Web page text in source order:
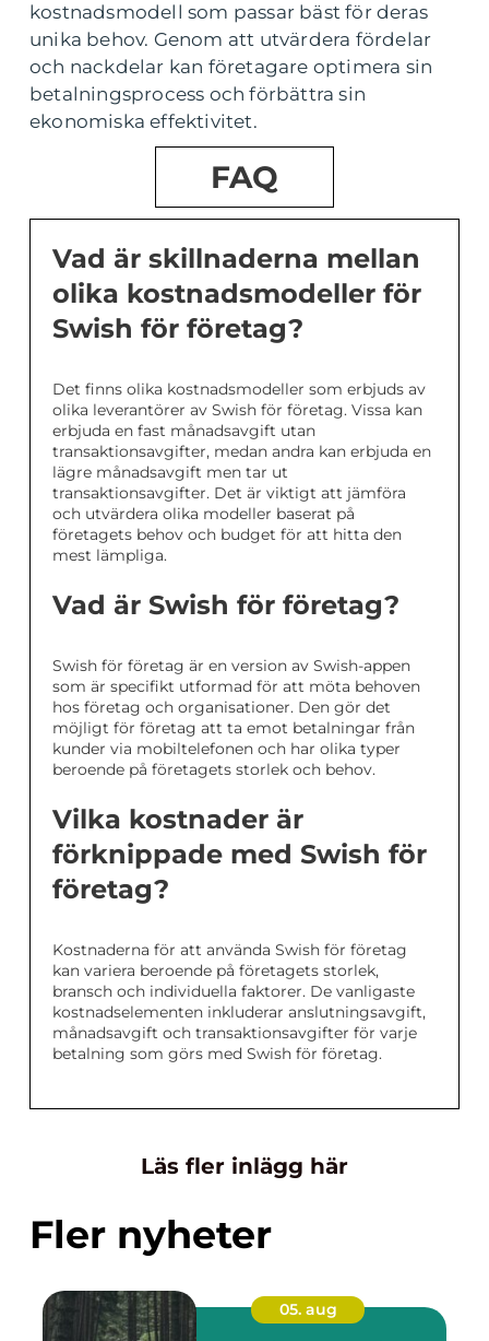
kostnadsmodell som passar bäst för deras
unika behov. Genom att utvärdera fördelar
och nackdelar kan företagare optimera sin
betalningsprocess och förbättra sin
ekonomiska effektivitet.
FAQ
Vad är skillnaderna mellan
olika kostnadsmodeller för
Swish för företag?
Det finns olika kostnadsmodeller som erbjuds av
olika leverantörer av Swish för företag. Vissa kan
erbjuda en fast månadsavgift utan
transaktionsavgifter, medan andra kan erbjuda en
lägre månadsavgift men tar ut
transaktionsavgifter. Det är viktigt att jämföra
och utvärdera olika modeller baserat på
företagets behov och budget för att hitta den
mest lämpliga.
Vad är Swish för företag?
Swish för företag är en version av Swish-appen
som är specifikt utformad för att möta behoven
hos företag och organisationer. Den gör det
möjligt för företag att ta emot betalningar från
kunder via mobiltelefonen och har olika typer
beroende på företagets storlek och behov.
Vilka kostnader är
förknippade med Swish för
företag?
Kostnaderna för att använda Swish för företag
kan variera beroende på företagets storlek,
bransch och individuella faktorer. De vanligaste
kostnadselementen inkluderar anslutningsavgift,
månadsavgift och transaktionsavgifter för varje
betalning som görs med Swish för företag.
Läs fler inlägg här
Fler nyheter
05. aug